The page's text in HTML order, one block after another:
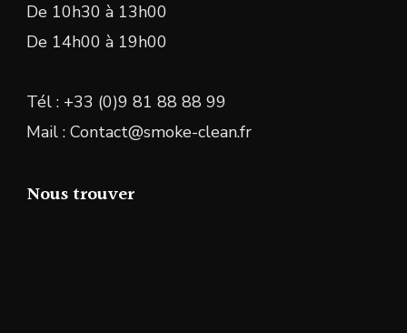
De 10h30 à 13h00
De 14h00 à 19h00
Tél : +33 (0)9 81 88 88 99
Mail : Contact@smoke-clean.fr
Nous trouver